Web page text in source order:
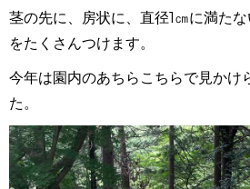
茎の先に、房状に、直径1㎝に満た
をたくさんつけます。
今年は園内のあちらこちらで見かけ
た。